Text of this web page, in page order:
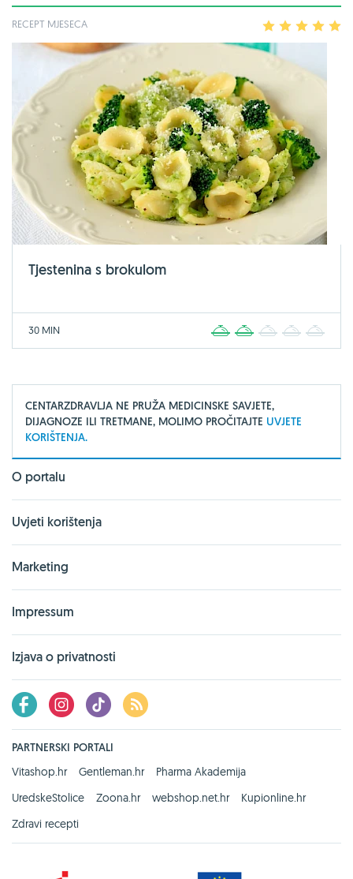
RECEPT MJESECA 2 3 4
Tjestenina s brokulom
30 MIN 2 3 4
CENTARZDRAVLJA NE PRUŽA MEDICINSKE SAVJETE,
DIJAGNOZE ILI TRETMANE, MOLIMO PROČITAJTE UVJETE
KORIŠTENJA.
O portalu
Uvjeti korištenja
Marketing
Impressum
Izjava o privatnosti
PARTNERSKI PORTALI
Vitashop.hr
Gentleman.hr
Pharma Akademija
UredskeStolice
Zoona.hr webshop.net.hr
Kupionline.hr
Zdravi recepti